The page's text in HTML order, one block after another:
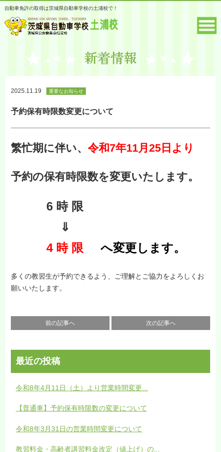
自動車免許の取得は茨城県自動車学校の土浦校で！
2025.11.19 重要なお知らせ
予約保有時限数変更について
繁忙期に伴い、 令和7年11月25日より
予約の保有時限数を変更いたします。
6 時 限
⇓
4 時 限 へ変更します。
多くの教習生が予約できるよう、ご理解とご協力をよろしくお
願いいたします。
前の記事へ 次の記事へ
最近の投稿
令和8年4月11日（土）より営業時間変更...
【普通車】予約保有時限数の変更について
令和8年3月31日の営業時間変更について
教習料金・高齢者講習料金改定（値上げ）の...